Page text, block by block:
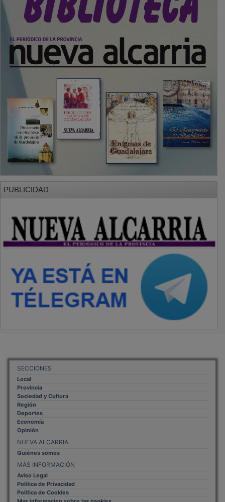
SECCIONES
Local
Provincia
Sociedad y Cultura
Región
Deportes
Economía
Opinión
NUEVA ALCARRIA
Quiénes somos
MÁS INFORMACIÓN
Aviso Legal
Política de Privacidad
Politica de Cookies
Mas informacion sobre las cookies